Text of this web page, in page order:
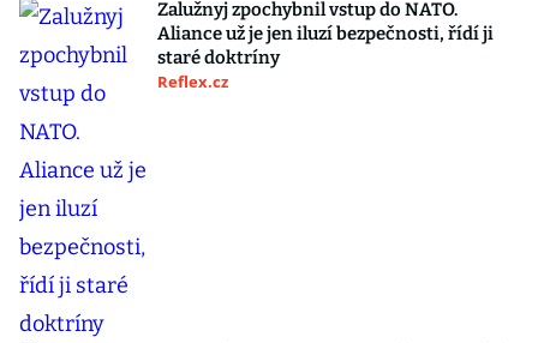
Zalužnyj zpochybnil vstup do NATO.
Aliance už je jen iluzí bezpečnosti, řídí ji
staré doktríny
Reflex.cz